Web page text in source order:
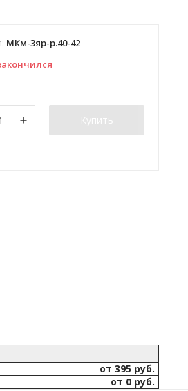
МКм-3яр-р.40-42
Купить
от 395 руб.
от 0 руб.